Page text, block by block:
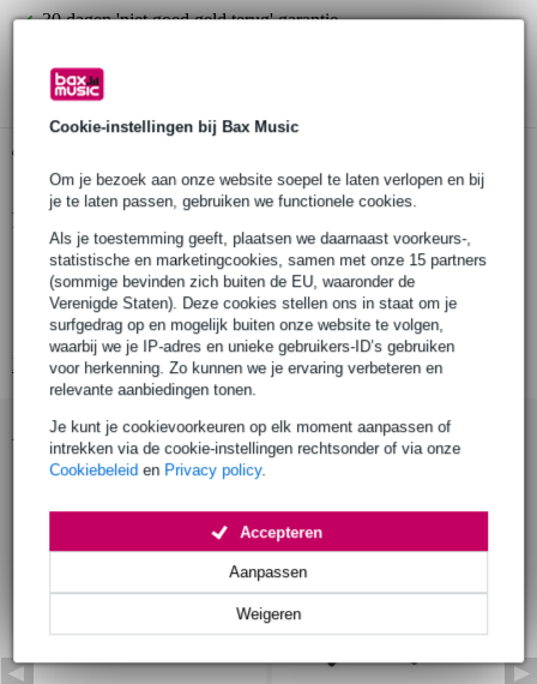
Cookie-instellingen bij Bax Music
Om je bezoek aan onze website soepel te laten verlopen en bij
je te laten passen, gebruiken we functionele cookies.
Als je toestemming geeft, plaatsen we daarnaast voorkeurs-,
statistische en marketingcookies, samen met onze 15 partners
(sommige bevinden zich buiten de EU, waaronder de
Verenigde Staten). Deze cookies stellen ons in staat om je
surfgedrag op en mogelijk buiten onze website te volgen,
waarbij we je IP-adres en unieke gebruikers-ID’s gebruiken
voor herkenning. Zo kunnen we je ervaring verbeteren en
relevante aanbiedingen tonen.
Je kunt je cookievoorkeuren op elk moment aanpassen of
intrekken via de cookie-instellingen rechtsonder of via onze
Cookiebeleid en Privacy policy.
Weigeren
Aanpassen
Accepteren
30 dagen 'niet goed geld terug' garantie
Productinformatie
nominaal vermogen: 0.5 W
max. vermogen: 1 W
nominale impedantie: 8 Ohm
Bekijk alle productspecificaties
Accessoires (7)